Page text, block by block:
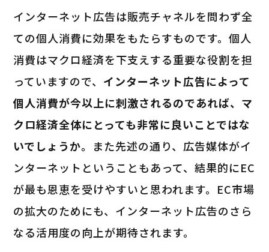
インターネット広告は販売チャネルを問わず全
ての個人消費に効果をもたらすものです。個人
消費はマクロ経済を下支えする重要な役割を担
っていますので、 インターネット広告によって
個人消費が今以上に刺激されるのであれば、マ
クロ経済全体にとっても非常に良いことではな
いでしょうか。 また先述の通り、広告媒体がイ
ンターネットということもあって、結果的にEC
が最も恩恵を受けやすいと思われます。EC市場
の拡大のためにも、インターネット広告のさら
なる活用度の向上が期待されます。